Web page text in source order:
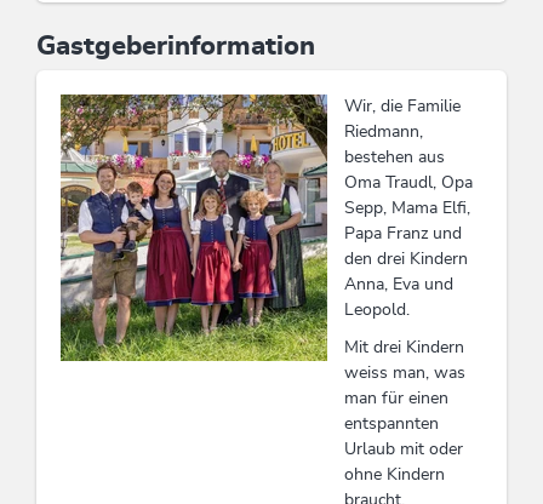
Ein Parkplatz in unserer Tiefgarage ist im Preis bereits
Bei jeder Übernachtung im Sommer ist automatisch die
Wildschönau Erlebnis Card mit vielen kostenlosen
Leistungen wie 2 Gondelbahnen, geführte
Wanderungen, Museen, Freibad,
Kinderanimationsprogramm und vielem mehr inkludiert.
Alle Einrichtungen des Hotels sind ohne Stufen zu
erreichen. Rollstuhlgerechte Zimmer und Appartments
auf Anfrage.
Diese Unterkunft ist Mitglied von
Familiennest Partnerbetrieb
Gastgeberinformation
Wir, die Familie
Riedmann,
bestehen aus
Oma Traudl, Opa
Sepp, Mama Elfi,
Papa Franz und
den drei Kindern
Anna, Eva und
Leopold.
Mit drei Kindern
weiss man, was
man für einen
entspannten
Urlaub mit oder
ohne Kindern
braucht.